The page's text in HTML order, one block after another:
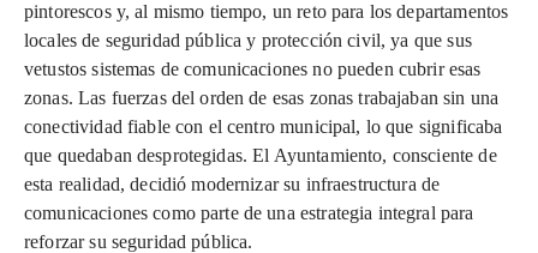
pintorescos y, al mismo tiempo, un reto para los departamentos
locales de seguridad pública y protección civil, ya que sus
vetustos sistemas de comunicaciones no pueden cubrir esas
zonas. Las fuerzas del orden de esas zonas trabajaban sin una
conectividad fiable con el centro municipal, lo que significaba
que quedaban desprotegidas. El Ayuntamiento, consciente de
esta realidad, decidió modernizar su infraestructura de
comunicaciones como parte de una estrategia integral para
reforzar su seguridad pública.